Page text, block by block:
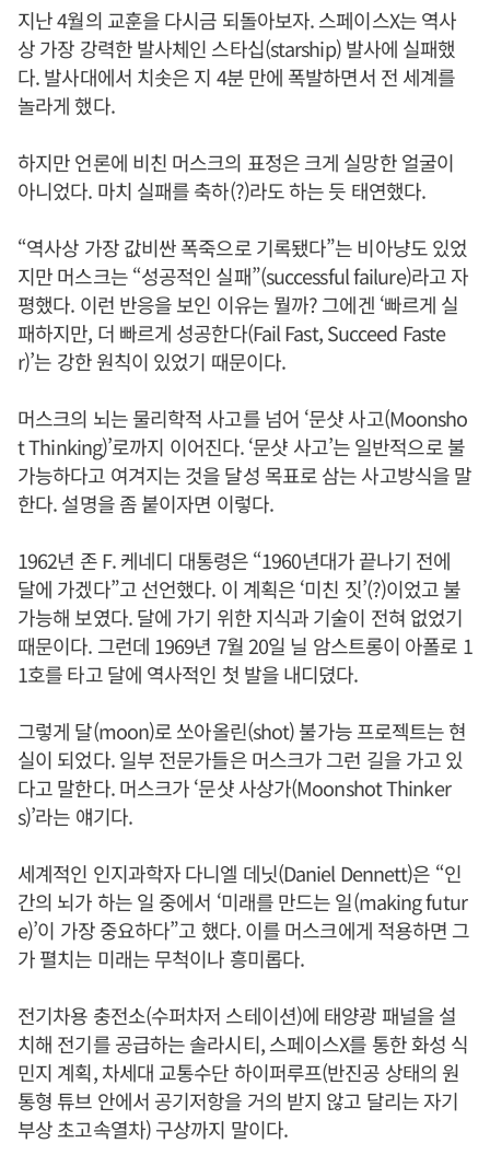
지난 4월의 교훈을 다시금 되돌아보자. 스페이스X는 역사
상 가장 강력한 발사체인 스타십(starship) 발사에 실패했
다. 발사대에서 치솟은 지 4분 만에 폭발하면서 전 세계를
놀라게 했다.
하지만 언론에 비친 머스크의 표정은 크게 실망한 얼굴이
아니었다. 마치 실패를 축하(?)라도 하는 듯 태연했다.
“역사상 가장 값비싼 폭죽으로 기록됐다”는 비아냥도 있었
지만 머스크는 “성공적인 실패”(successful failure)라고 자
평했다. 이런 반응을 보인 이유는 뭘까? 그에겐 ‘빠르게 실
패하지만, 더 빠르게 성공한다(Fail Fast, Succeed Faste
r)’는 강한 원칙이 있었기 때문이다.
머스크의 뇌는 물리학적 사고를 넘어 ‘문샷 사고(Moonsho
t Thinking)’로까지 이어진다. ‘문샷 사고’는 일반적으로 불
가능하다고 여겨지는 것을 달성 목표로 삼는 사고방식을 말
한다. 설명을 좀 붙이자면 이렇다.
1962년 존 F. 케네디 대통령은 “1960년대가 끝나기 전에
달에 가겠다”고 선언했다. 이 계획은 ‘미친 짓’(?)이었고 불
가능해 보였다. 달에 가기 위한 지식과 기술이 전혀 없었기
때문이다. 그런데 1969년 7월 20일 닐 암스트롱이 아폴로 1
1호를 타고 달에 역사적인 첫 발을 내디뎠다.
그렇게 달(moon)로 쏘아올린(shot) 불가능 프로젝트는 현
실이 되었다. 일부 전문가들은 머스크가 그런 길을 가고 있
다고 말한다. 머스크가 ‘문샷 사상가(Moonshot Thinker
s)’라는 얘기다.
세계적인 인지과학자 다니엘 데닛(Daniel Dennett)은 “인
간의 뇌가 하는 일 중에서 ‘미래를 만드는 일(making futur
e)’이 가장 ​​중요하다”고 했다. 이를 머스크에게 적용하면 그
가 펼치는 미래는 무척이나 흥미롭다.
전기차용 충전소(수퍼차저 스테이션)에 태양광 패널을 설
치해 전기를 공급하는 솔라시티, 스페이스X를 통한 화성 식
민지 계획, 차세대 교통수단 하이퍼루프(반진공 상태의 원
통형 튜브 안에서 공기저항을 거의 받지 않고 달리는 자기
부상 초고속열차) 구상까지 말이다.